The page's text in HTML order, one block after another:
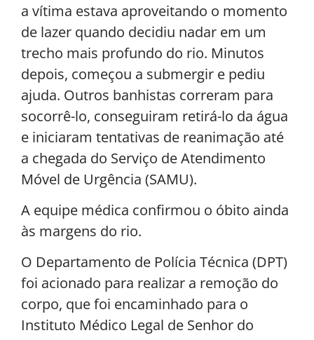
a vítima estava aproveitando o momento
de lazer quando decidiu nadar em um
trecho mais profundo do rio. Minutos
depois, começou a submergir e pediu
ajuda. Outros banhistas correram para
socorrê-lo, conseguiram retirá-lo da água
e iniciaram tentativas de reanimação até
a chegada do Serviço de Atendimento
Móvel de Urgência (SAMU).
A equipe médica confirmou o óbito ainda
às margens do rio.
O Departamento de Polícia Técnica (DPT)
foi acionado para realizar a remoção do
corpo, que foi encaminhado para o
Instituto Médico Legal de Senhor do